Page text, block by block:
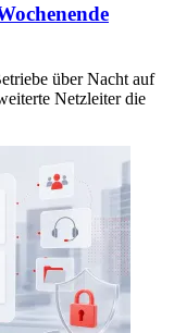
über Nacht auf
Netzleiter die